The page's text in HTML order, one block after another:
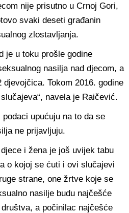
nije prisutno u Crnoj Gori,
svaki deseti građanin
zlostavljanja.
je u toku prošle godine
nasilja nad djecom, a
Tokom 2016. godine
navela je Raičević.
upućuju na to da se
ne prijavljuju.
i žena je još uvijek tabu
o kojoj se ćuti i ovi slučajevi
strane, one žrtve koje se
nasilje budu najčešće
a počinilac najčešće